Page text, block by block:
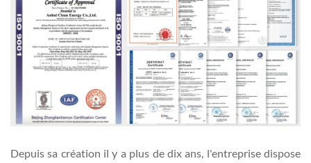
Depuis sa création il y a plus de dix ans, l'entreprise dispose